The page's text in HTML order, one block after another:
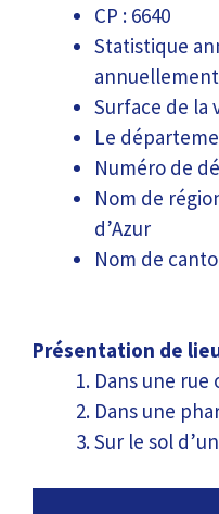
CP : 6640
Statistique
Surface de la
Le
Numéro de
Nom de
d’Azur
Nom de
Présentation de
Dans une rue
Dans une
Sur le sol